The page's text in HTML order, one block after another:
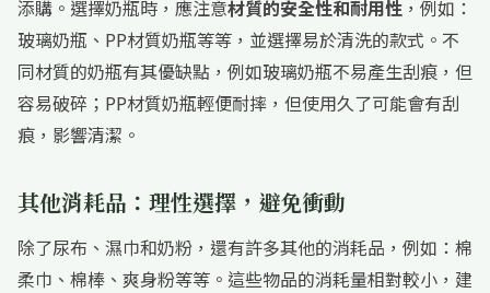
添購。選擇奶瓶時，應注意材質的安全性和耐用性 ，例如：
玻璃奶瓶、PP材質奶瓶等等，並選擇易於清洗的款式。不
同材質的奶瓶有其優缺點，例如玻璃奶瓶不易產生刮痕，但
容易破碎；PP材質奶瓶輕便耐摔，但使用久了可能會有刮
痕，影響清潔。
其他消耗品：理性選擇，避免衝動
除了尿布、濕巾和奶粉，還有許多其他的消耗品，例如：棉
柔巾、棉棒、爽身粉等等。這些物品的消耗量相對較小，建